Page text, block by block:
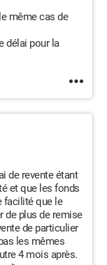
même cas de
délai pour la
de revente étant
et que les fonds
facilité que le
de plus de remise
de particulier
les mêmes
4 mois après.